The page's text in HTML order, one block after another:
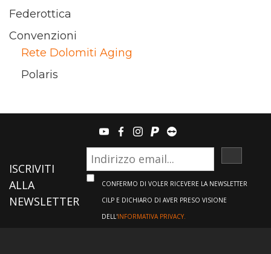
Federottica
Convenzioni
Rete Dolomiti Aging
Polaris
youtubefacebook
instagram
paypalteamviewer
ISCRIVITI
ALLA
NEWSLETTER
CONFERMO DI VOLER RICEVERE LA NEWSLETTER
CILP E DICHIARO DI AVER PRESO VISIONE
DELL'INFORMATIVA PRIVACY.